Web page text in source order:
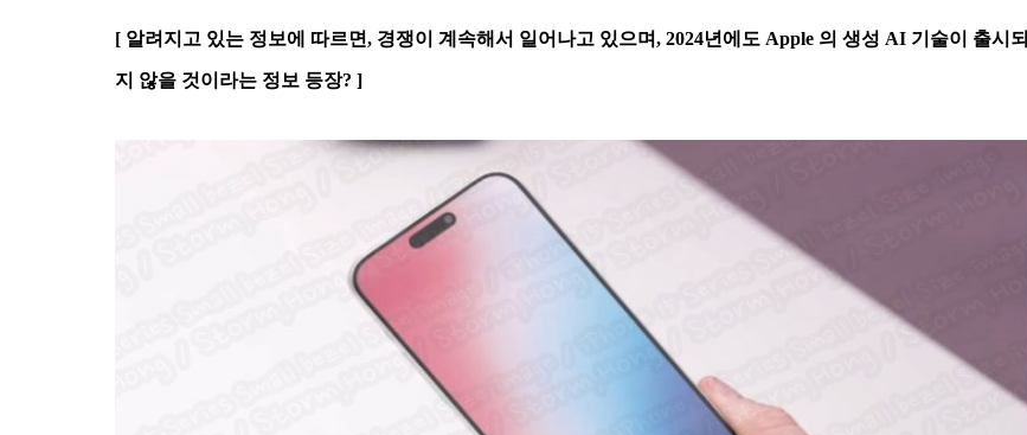
[ 알려지고 있는 정보에 따르면, 경쟁이 계속해서 일어나고 있으며, 2024년에도 Apple 의 생성 AI 기술이 출시되
지 않을 것이라는 정보 등장? ]